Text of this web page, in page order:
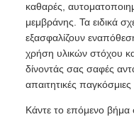
καθαρές,
μεμβράνης. Τα ειδικά
εξασφαλίζουν
χρήση υλικών στόχου
δίνοντάς σας σαφές
απαιτητικές
Κάντε το επόμενο βήμα